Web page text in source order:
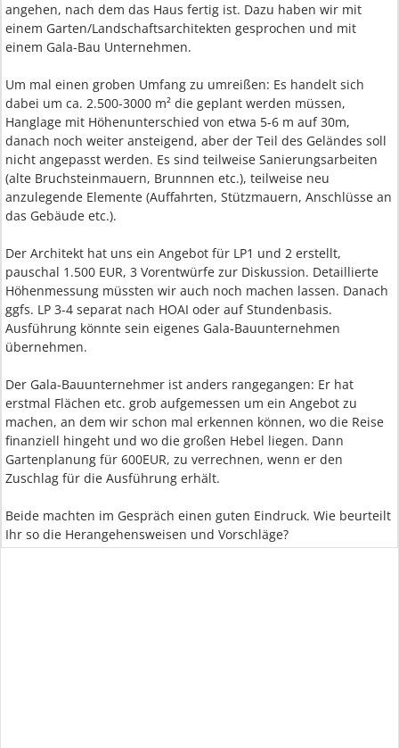
angehen, nach dem das Haus fertig ist. Dazu haben wir mit
einem Garten/Landschaftsarchitekten gesprochen und mit
einem Gala-Bau Unternehmen.
Um mal einen groben Umfang zu umreißen: Es handelt sich
dabei um ca. 2.500-3000 m² die geplant werden müssen,
Hanglage mit Höhenunterschied von etwa 5-6 m auf 30m,
danach noch weiter ansteigend, aber der Teil des Geländes soll
nicht angepasst werden. Es sind teilweise Sanierungsarbeiten
(alte Bruchsteinmauern, Brunnnen etc.), teilweise neu
anzulegende Elemente (Auffahrten, Stützmauern, Anschlüsse an
das Gebäude etc.).
Der Architekt hat uns ein Angebot für LP1 und 2 erstellt,
pauschal 1.500 EUR, 3 Vorentwürfe zur Diskussion. Detaillierte
Höhenmessung müssten wir auch noch machen lassen. Danach
ggfs. LP 3-4 separat nach HOAI oder auf Stundenbasis.
Ausführung könnte sein eigenes Gala-Bauunternehmen
übernehmen.
Der Gala-Bauunternehmer ist anders rangegangen: Er hat
erstmal Flächen etc. grob aufgemessen um ein Angebot zu
machen, an dem wir schon mal erkennen können, wo die Reise
finanziell hingeht und wo die großen Hebel liegen. Dann
Gartenplanung für 600EUR, zu verrechnen, wenn er den
Zuschlag für die Ausführung erhält.
Beide machten im Gespräch einen guten Eindruck. Wie beurteilt
Ihr so die Herangehensweisen und Vorschläge?